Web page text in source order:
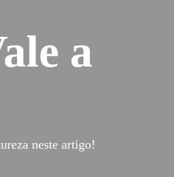
a
neste artigo!